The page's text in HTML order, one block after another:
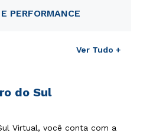
PERFORMANCE
Ver Tudo +
do Sul
Virtual, você conta com a